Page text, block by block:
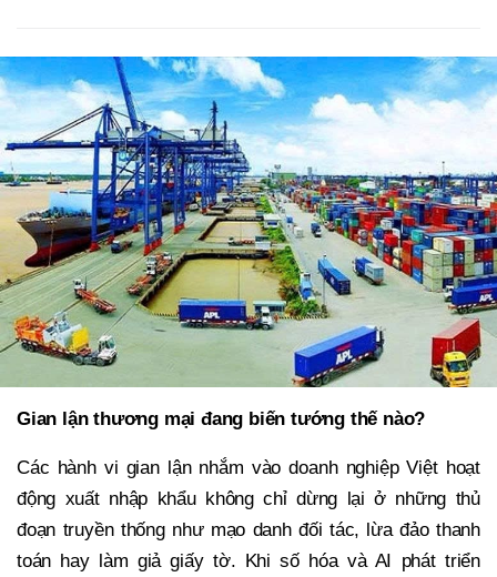
Gian lận thương mại đang biến tướng thế nào?
Các hành vi gian lận nhắm vào doanh nghiệp Việt hoạt
động xuất nhập khẩu không chỉ dừng lại ở những thủ
đoạn truyền thống như mạo danh đối tác, lừa đảo thanh
toán hay làm giả giấy tờ. Khi số hóa và AI phát triển